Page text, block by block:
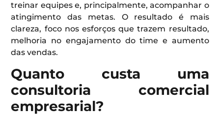
treinar equipes e, principalmente, acompanhar o
atingimento das metas. O resultado é mais
clareza, foco nos esforços que trazem resultado,
melhoria no engajamento do time e aumento
das vendas.
Quanto custa uma
consultoria comercial
empresarial?